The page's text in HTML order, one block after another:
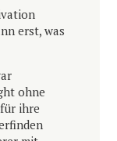
erst, was
ohne
ihre